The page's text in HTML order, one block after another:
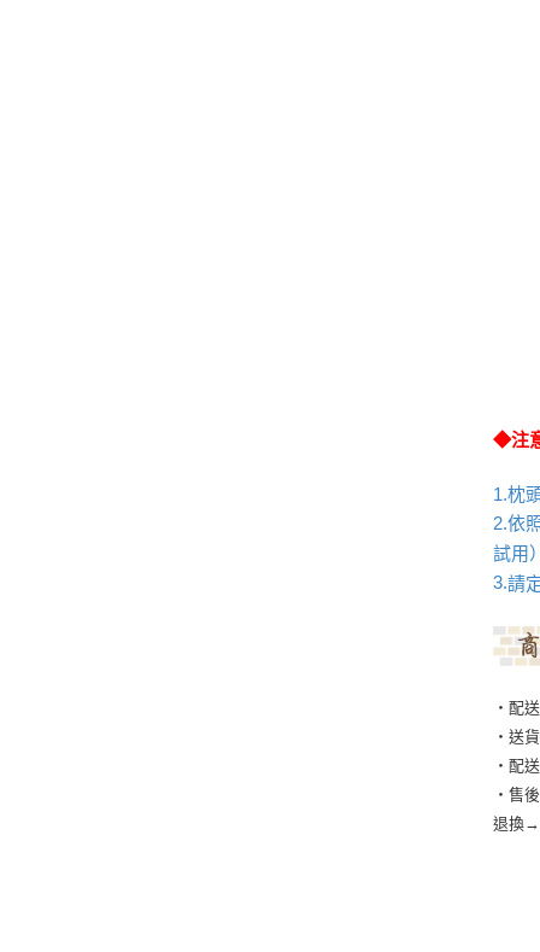
◆注
1.枕
2.依
試用
3.請
‧配
‧送
‧配
‧售
退換→